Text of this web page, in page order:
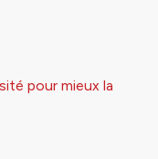
pour mieux la